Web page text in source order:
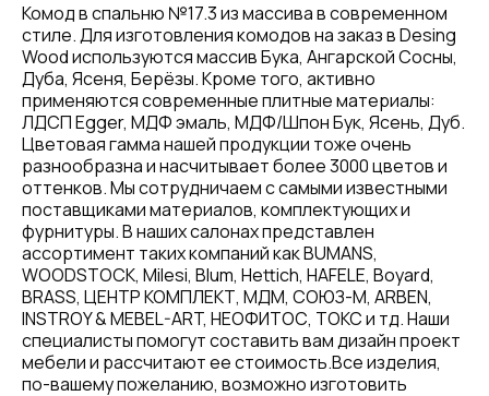
Комод в спальню №17.3 из массива в современном
стиле. Для изготовления комодов на заказ в Desing
Wood используются массив Бука, Ангарской Сосны,
Дуба, Ясеня, Берёзы. Кроме того, активно
применяются современные плитные материалы:
ЛДСП Egger, МДФ эмаль, МДФ/Шпон Бук, Ясень, Дуб.
Цветовая гамма нашей продукции тоже очень
разнообразна и насчитывает более 3000 цветов и
оттенков. Мы сотрудничаем с самыми известными
поставщиками материалов, комплектующих и
фурнитуры. В наших салонах представлен
ассортимент таких компаний как BUMANS,
WOODSTOCK, Milesi, Blum, Hettich, HAFELE, Boyard,
BRASS, ЦЕНТР КОМПЛЕКТ, МДМ, СОЮЗ-М, ARBEN,
INSTROY & MEBEL-ART, НЕОФИТОС, ТОКС и тд. Наши
специалисты помогут составить вам дизайн проект
мебели и рассчитают ее стоимость.Все изделия,
по-вашему пожеланию, возможно изготовить